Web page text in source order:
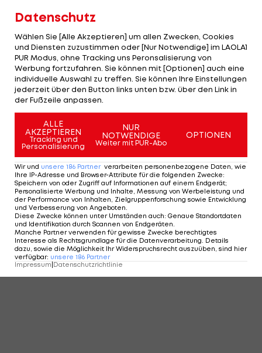
4/9 Foto: ÖFB/Andreas Pichler
4 VON 9
KOMMENTARE
Datenschutz
Wählen Sie [Alle Akzeptieren] um allen Zwecken, Cookies
und Diensten zuzustimmen oder [Nur Notwendige] im LAOLA1
PUR Modus, ohne Tracking uns Peronsalisierung von
Werbung fortzufahren. Sie können mit [Optionen] auch eine
individuelle Auswahl zu treffen. Sie können Ihre Einstellungen
jederzeit über den Button links unten bzw. über den Link in
der Fußzeile anpassen.
ALLE
AKZEPTIEREN
Tracking und
Personalisierung
NUR
NOTWENDIGE
Weiter mit PUR-Abo
OPTIONEN
Wir und unsere 186 Partner verarbeiten personenbezogene Daten, wie
Ihre IP-Adresse und Browser-Attribute für die folgenden Zwecke:
Speichern von oder Zugriff auf Informationen auf einem Endgerät;
Personalisierte Werbung und Inhalte, Messung von Werbeleistung und
der Performance von Inhalten, Zielgruppenforschung sowie Entwicklung
und Verbesserung von Angeboten.
Diese Zwecke können unter Umständen auch: Genaue Standortdaten
und Identifikation durch Scannen von Endgeräten.
Manche Partner verwenden für gewisse Zwecke berechtigtes
Interesse als Rechtsgrundlage für die Datenverarbeitung. Details
dazu, sowie die Möglichkeit Ihr Widerspruchsrecht auszuüben, sind hier
verfügbar: unsere 186 Partner
Impressum Datenschutzrichtlinie